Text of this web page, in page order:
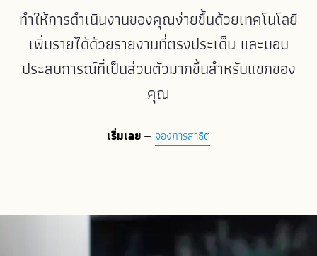
ทำให้การดำเนินงานของคุณง่ายขึ้นด้วยเทคโนโลยี
เพิ่มรายได้ด้วยรายงานที่ตรงประเด็น และมอบ
ประสบการณ์ที่เป็นส่วนตัวมากขึ้นสำหรับแขกของ
คุณ
เริ่มเลย — จองการสาธิต